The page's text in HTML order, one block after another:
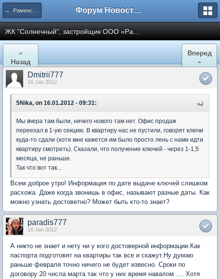
← Раменское Форум Новостройки
ЖК "Солнечный", застройщик ООО «Ра...
«
Назад
Вперед
»
Dmitrii777
16 Jan 2012
5Nika, on 16.01.2012 - 09:31:
Мы вчера там были, ничего нового там нет. Офис продаж
переехал в 1-ую секцию. В квартиру нас не пустили, говорят ключи
куда-то сдали (хотя мне кажется им было просто лень с нами идти
квартиру смотреть). Сказали, что получение ключей - через 1-1,5
месяца, не раньше.
Так что вот так...
Всем доброе утро! Информация по дате выдаче ключей слишком
расхожа. Даже когда звонишь в офис, называют разные даты. Как
можно узнать достоветно? Может быть кто-то знает?
paradis777
16 Jan 2012
А никто не знает и нету ни у кого достоверной информации.Как
паспорта подготовят на квартиры так все и скажут.Ну думаю
раньше февраля точно ничего не будет извесно. Сроки по
договору 20 числа марта так что у них время навалом .... Хотя